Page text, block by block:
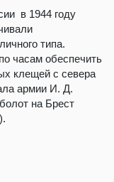
в 1944 году
типа.
часам обеспечить
клещей с севера
армии И. Д.
на Брест